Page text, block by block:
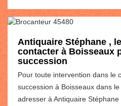
Antiquaire Stéphane ,
contacter à Boisseaux
succession
Pour toute intervention dans le
succession à Boisseaux dans
adresser à Antiquaire